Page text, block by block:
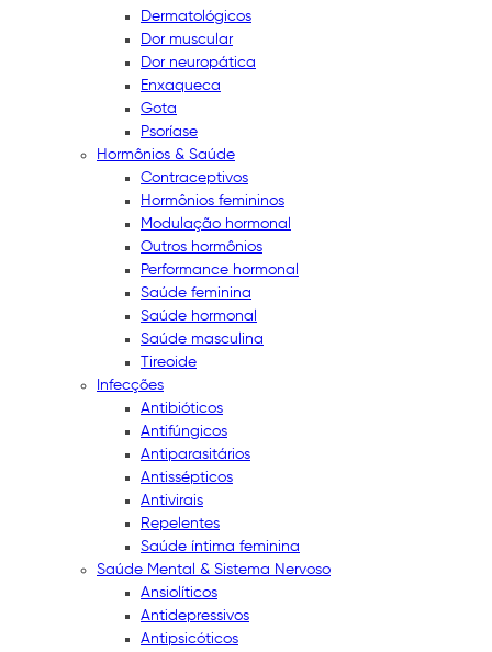
Dermatológicos
Dor muscular
Dor neuropática
Enxaqueca
Gota
Psoríase
Hormônios & Saúde
Contraceptivos
Hormônios femininos
Modulação hormonal
Outros hormônios
Performance hormonal
Saúde feminina
Saúde hormonal
Saúde masculina
Tireoide
Infecções
Antibióticos
Antifúngicos
Antiparasitários
Antissépticos
Antivirais
Repelentes
Saúde íntima feminina
Saúde Mental & Sistema Nervoso
Ansiolíticos
Antidepressivos
Antipsicóticos